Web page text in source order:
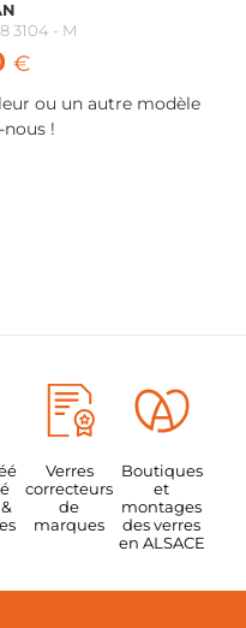
3104 - M
€
ou un autre modèle
!
Verres
correcteurs
de
marques
Boutiques
et
montages
des verres
en ALSACE